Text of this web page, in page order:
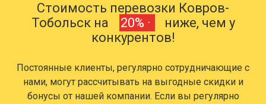
Стоимость перевозки Ковров-
Тобольск на
20% ·
ниже, чем у
конкурентов!
Постоянные клиенты, регулярно сотрудничающие с
нами, могут рассчитывать на выгодные скидки и
бонусы от нашей компании. Если вы регулярно